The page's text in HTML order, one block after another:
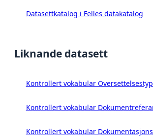
Datasettkatalog i Felles datakatalog
Liknande datasett
Kontrollert vokabular
Kontrollert vokabular
Kontrollert vokabular